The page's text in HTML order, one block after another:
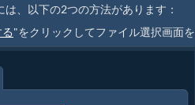
、以下の2つの方法があります：
"をクリックしてファイル選択画面を